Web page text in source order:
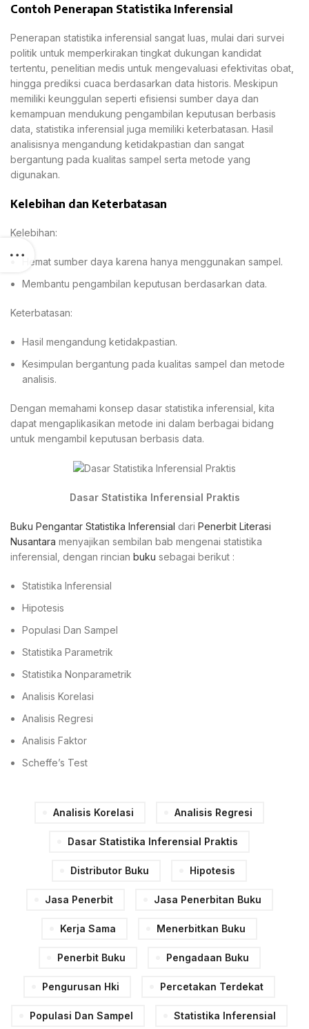
Contoh Penerapan Statistika Inferensial
Penerapan statistika inferensial sangat luas, mulai dari survei
politik untuk memperkirakan tingkat dukungan kandidat
tertentu, penelitian medis untuk mengevaluasi efektivitas obat,
hingga prediksi cuaca berdasarkan data historis. Meskipun
memiliki keunggulan seperti efisiensi sumber daya dan
kemampuan mendukung pengambilan keputusan berbasis
data, statistika inferensial juga memiliki keterbatasan. Hasil
analisisnya mengandung ketidakpastian dan sangat
bergantung pada kualitas sampel serta metode yang
digunakan.
Kelebihan dan Keterbatasan
Kelebihan:
Hemat sumber daya karena hanya menggunakan sampel.
Membantu pengambilan keputusan berdasarkan data.
Keterbatasan:
Hasil mengandung ketidakpastian.
Kesimpulan bergantung pada kualitas sampel dan metode
analisis.
Dengan memahami konsep dasar statistika inferensial, kita
dapat mengaplikasikan metode ini dalam berbagai bidang
untuk mengambil keputusan berbasis data.
Dasar Statistika Inferensial Praktis
Buku Pengantar Statistika Inferensial dari Penerbit Literasi
Nusantara menyajikan sembilan bab mengenai statistika
inferensial, dengan rincian buku sebagai berikut :
Statistika Inferensial
Hipotesis
Populasi Dan Sampel
Statistika Parametrik
Statistika Nonparametrik
Analisis Korelasi
Analisis Regresi
Analisis Faktor
Scheffe’s Test
Analisis Korelasi Analisis Regresi
Dasar Statistika Inferensial Praktis
Distributor Buku Hipotesis
Jasa Penerbit Jasa Penerbitan Buku
Kerja Sama Menerbitkan Buku
Penerbit Buku Pengadaan Buku
Pengurusan Hki Percetakan Terdekat
Populasi Dan Sampel Statistika Inferensial